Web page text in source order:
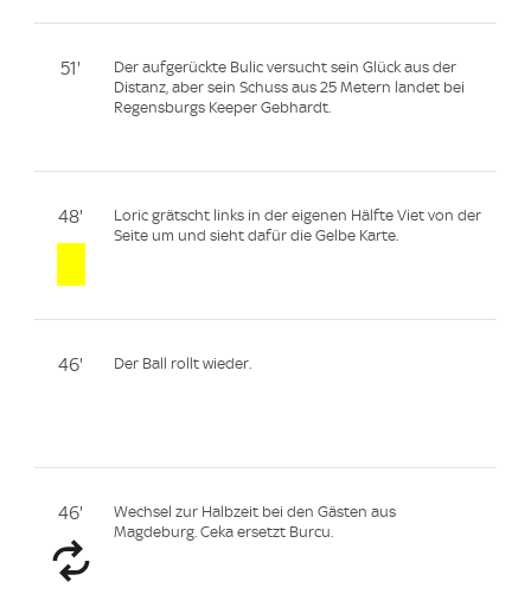
51'
Der aufgerückte Bulic versucht sein Glück aus der
Distanz, aber sein Schuss aus 25 Metern landet bei
Regensburgs Keeper Gebhardt.
48'
Loric grätscht links in der eigenen Hälfte Viet von der
Seite um und sieht dafür die Gelbe Karte.
46' Der Ball rollt wieder.
46'
Wechsel zur Halbzeit bei den Gästen aus
Magdeburg. Ceka ersetzt Burcu.